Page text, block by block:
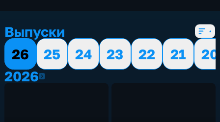
Выпуски
26
25 24 23 22 21
20
20262026